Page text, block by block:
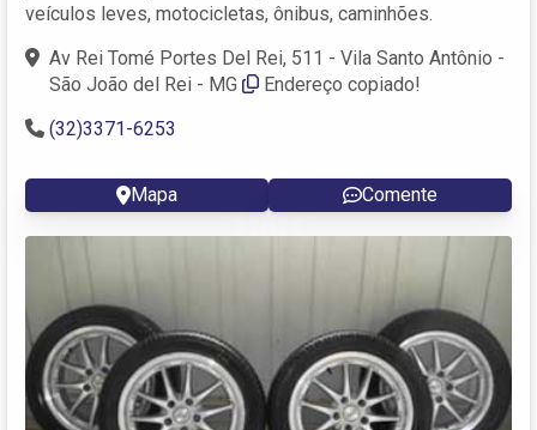
veículos leves, motocicletas, ônibus, caminhões.
Av Rei Tomé Portes Del Rei, 511 - Vila Santo Antônio -
São João del Rei - MG
Endereço copiado!
(32)3371-6253
Mapa Comente